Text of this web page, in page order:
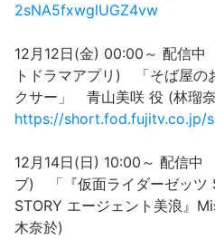
2sNA5fxwglUGZ4vw
12月12日(金) 00:00～ 配信
トドラマアプリ) 「そば屋の
クサー」 青山美咲 役 (林瑠
https://short.fod.fujitv.co.jp/
12月14日(日) 10:00～ 配信中
ブ) 「『仮面ライダーゼッツ
STORY エージェント美浪』
木奈於)